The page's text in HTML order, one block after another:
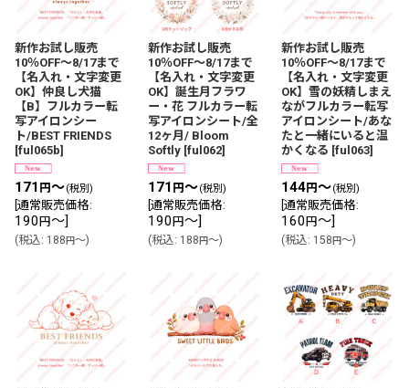
新作お試し販売
10％OFF〜8/17まで
【名入れ・文字変更
OK】仲良し犬猫
【B】フルカラー転
写アイロンシー
ト/BEST FRIENDS
[ful065b]
171 円～(税別)
通常販売価格:
190 円～]
(税込: 188 円～)
新作お試し販売
10％OFF〜8/17まで
【名入れ・文字変更
OK】誕生月フラワ
ー・花 フルカラー転
写アイロンシート/全
12ヶ月/ Bloom
Softly [ful062]
171 円～(税別)
通常販売価格:
190 円～]
(税込: 188 円～)
新作お試し販売
10％OFF〜8/17まで
【名入れ・文字変更
OK】雪の妖精しまえ
ながフルカラー転写
アイロンシート/あな
たと一緒にいると温
かくなる [ful063]
144円～(税別)
通常販売価格:
160 円～]
(税込: 158 円～)